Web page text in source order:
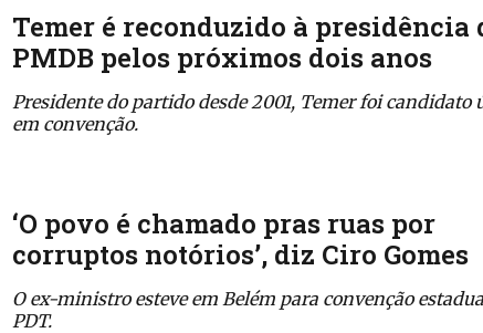
Temer é reconduzido à presidência
PMDB pelos próximos dois anos
Presidente do partido desde 2001, Temer foi candidato
em convenção.
‘O povo é chamado pras ruas por
corruptos notórios’, diz Ciro Gomes
O ex-ministro esteve em Belém para convenção
PDT.